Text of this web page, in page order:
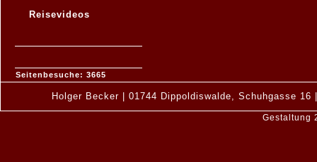
Reisevideos
Seitenbesuche: 3665
Holger Becker | 01744 Dippoldiswalde, Schuhgasse
Gestaltung